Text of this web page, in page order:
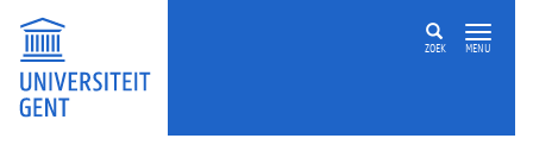
Overslaan en naar de inhoud gaan
ZOEK MENU